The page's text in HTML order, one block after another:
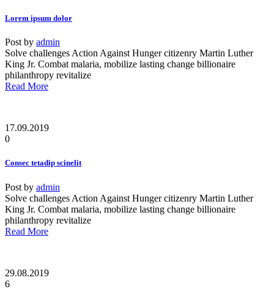
Lorem ipsum dolor
Post by admin
Solve challenges Action Against Hunger citizenry Martin Luther
King Jr. Combat malaria, mobilize lasting change billionaire
philanthropy revitalize
Read More
17.09.2019
0
Consec tetadip scinelit
Post by admin
Solve challenges Action Against Hunger citizenry Martin Luther
King Jr. Combat malaria, mobilize lasting change billionaire
philanthropy revitalize
Read More
29.08.2019
6